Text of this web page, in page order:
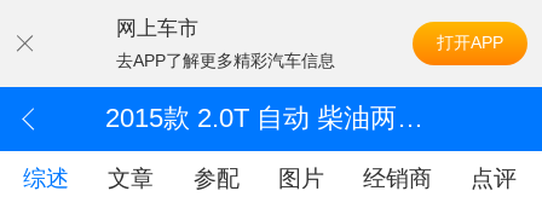
网上车市
去APP了解更多精彩汽车信息
打开APP
2015款 2.0T 自动 柴油两驱精英型
综述 文章 参配 图片 经销商 点评